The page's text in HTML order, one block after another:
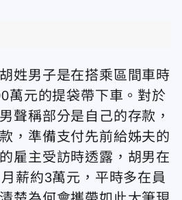
姓男子是在搭乘區間車時
萬元的提袋帶下車。對於
聲稱部分是自己的存款，
，準備支付先前給姊夫的
雇主受訪時透露，胡男在
薪約3萬元，平時多在員